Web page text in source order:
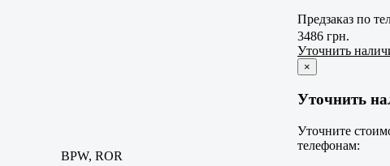
Предзаказ по
BPW, ROR
3486 грн.
Уточнить
×
Уточнить
Уточните
телефонам: